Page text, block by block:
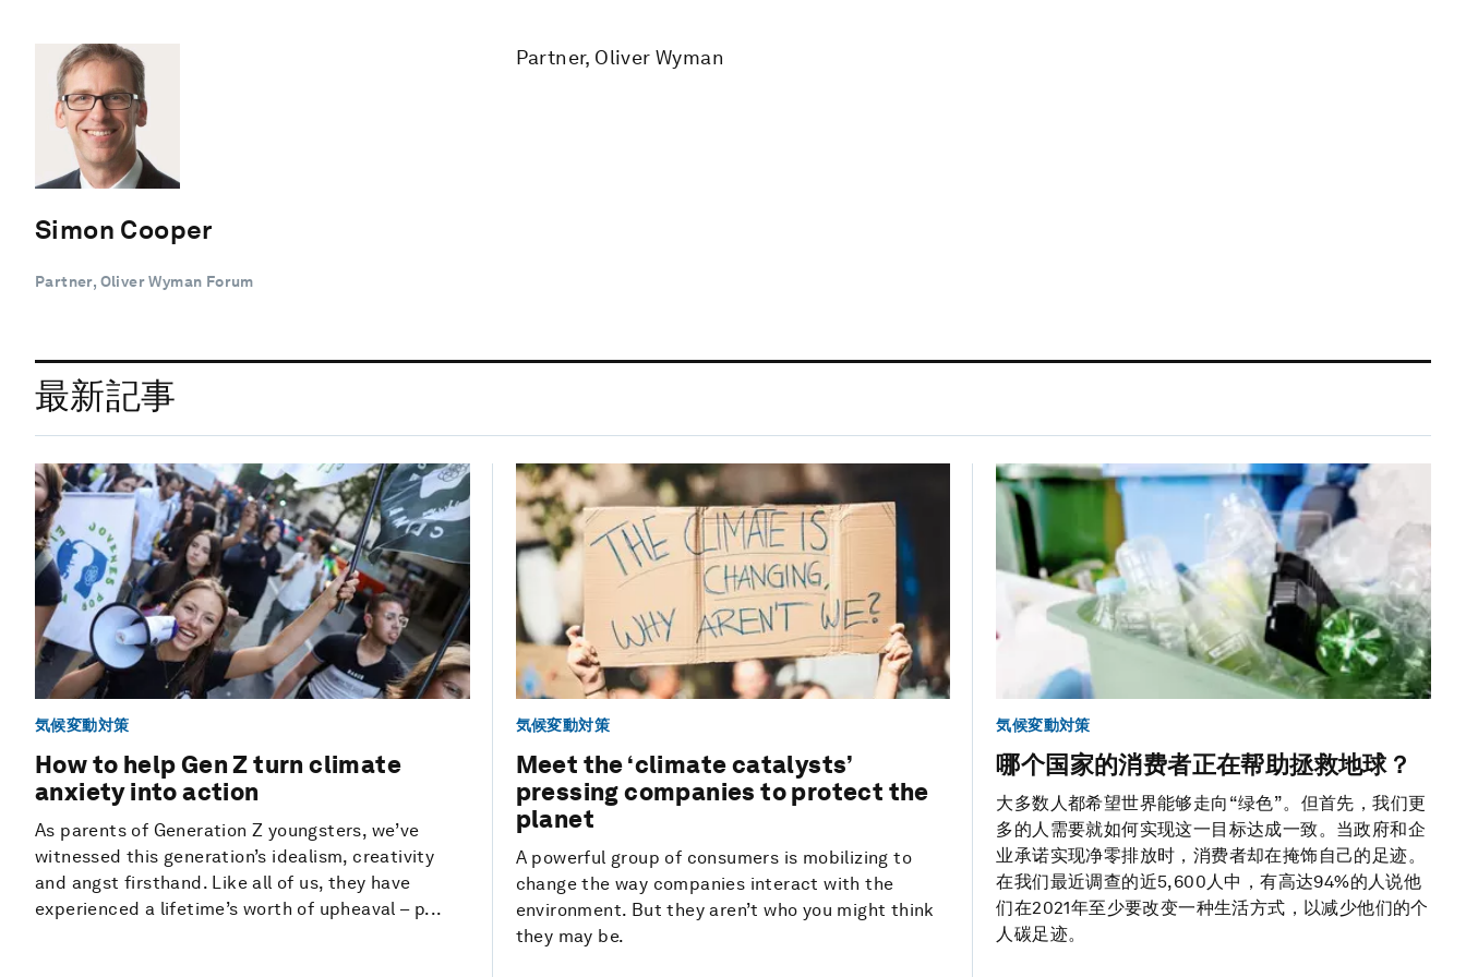
Simon Cooper
Partner, Oliver Wyman Forum
Partner, Oliver Wyman
最新記事
気候変動対策
How to help Gen Z turn climate
anxiety into action
As parents of Generation Z youngsters, we’ve
witnessed this generation’s idealism, creativity
and angst firsthand. Like all of us, they have
experienced a lifetime’s worth of upheaval – p...
気候変動対策
Meet the ‘climate catalysts’
pressing companies to protect the
planet
A powerful group of consumers is mobilizing to
change the way companies interact with the
environment. But they aren’t who you might think
they may be.
気候変動対策
哪个国家的消费者正在帮助拯救地球？
大多数人都希望世界能够走向“绿色”。但首先，我们更
多的人需要就如何实现这一目标达成一致。当政府和企
业承诺实现净零排放时，消费者却在掩饰自己的足迹。
在我们最近调查的近5,600人中，有高达94%的人说他
们在2021年至少要改变一种生活方式，以减少他们的个
人碳足迹。